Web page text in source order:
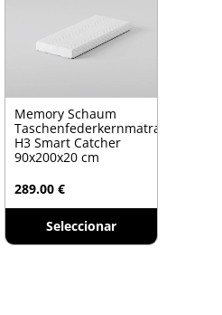
Memory Schaum
Taschenfederkernmatratze
H3 Smart Catcher
90x200x20 cm
289.00 €
Seleccionar